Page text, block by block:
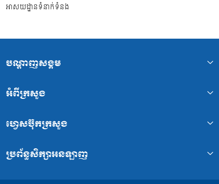
អាសយដ្ឋានទំនាក់ទំនង
បណ្ដាញសង្គម
អំពីក្រសួង
ហ្វេសប៊ុកក្រសួង
ប្រព័ន្ធសិក្សាអនឡាញ